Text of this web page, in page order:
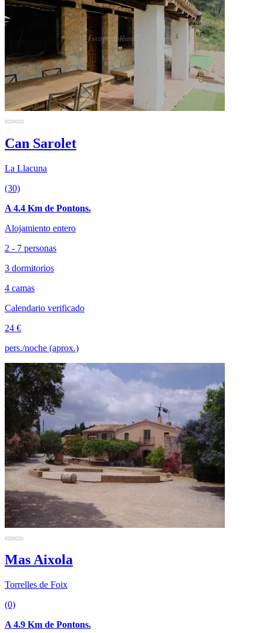
Can Sarolet
La Llacuna
(30)
A 4.4 Km de Pontons.
Alojamiento entero
2 - 7 personas
3 dormitorios
4 camas
Calendario verificado
24 €
pers./noche (aprox.)
Mas Aixola
Torrelles de Foix
(0)
A 4.9 Km de Pontons.